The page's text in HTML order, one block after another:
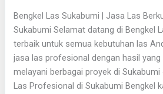
Bengkel Las Sukabumi | Jasa Las
Sukabumi Selamat datang di Bengkel
terbaik untuk semua kebutuhan las
jasa las profesional dengan hasil yang
melayani berbagai proyek di
Las Profesional di Sukabumi Bengkel